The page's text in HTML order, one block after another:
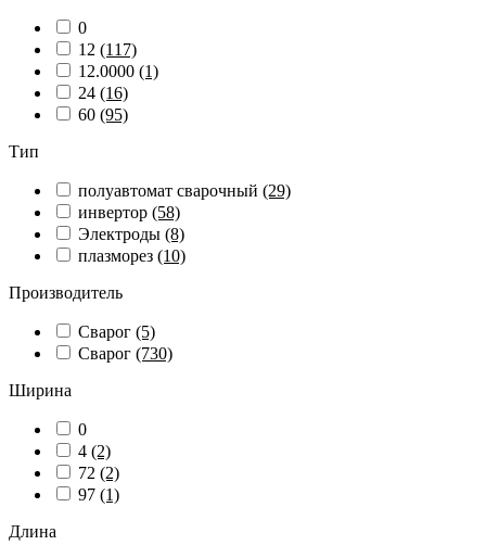
0
12 (117)
12.0000 (1)
24 (16)
60 (95)
Тип
полуавтомат сварочный (29)
инвертор (58)
Электроды (8)
плазморез (10)
Производитель
Сварог (5)
Сварог (730)
Ширина
0
4 (2)
72 (2)
97 (1)
Длина